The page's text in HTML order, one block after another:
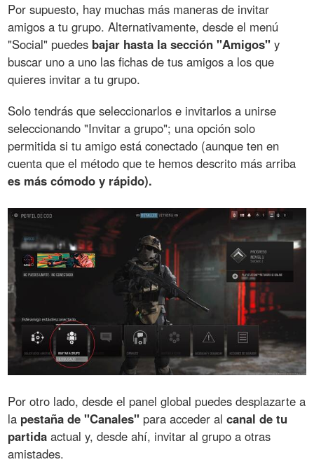
Por supuesto, hay muchas más maneras de invitar
amigos a tu grupo. Alternativamente, desde el menú
"Social" puedes bajar hasta la sección "Amigos" y
buscar uno a uno las fichas de tus amigos a los que
quieres invitar a tu grupo.
Solo tendrás que seleccionarlos e invitarlos a unirse
seleccionando "Invitar a grupo"; una opción solo
permitida si tu amigo está conectado (aunque ten en
cuenta que el método que te hemos descrito más arriba
es más cómodo y rápido).
Por otro lado, desde el panel global puedes desplazarte a
la pestaña de "Canales" para acceder alcanal de tu
partida actual y, desde ahí, invitar al grupo a otras
amistades.